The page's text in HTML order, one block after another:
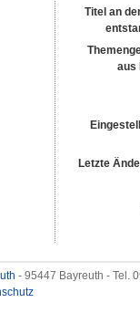
Titel an
aus
Letzte
- 95447 Bayreuth - Tel.